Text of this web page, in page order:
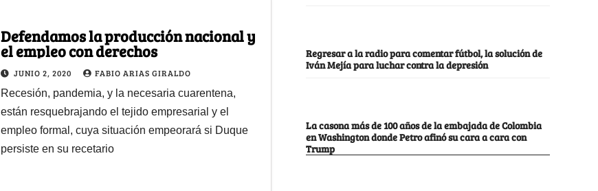
Defendamos la producción nacional y
el empleo con derechos
JUNIO 2, 2020 FABIO ARIAS GIRALDO
Recesión, pandemia, y la necesaria cuarentena,
están resquebrajando el tejido empresarial y el
empleo formal, cuya situación empeorará si Duque
persiste en su recetario
Regresar a la radio para comentar fútbol, la solución de
Iván Mejía para luchar contra la depresión
La casona más de 100 años de la embajada de Colombia
en Washington donde Petro afinó su cara a cara con
Trump